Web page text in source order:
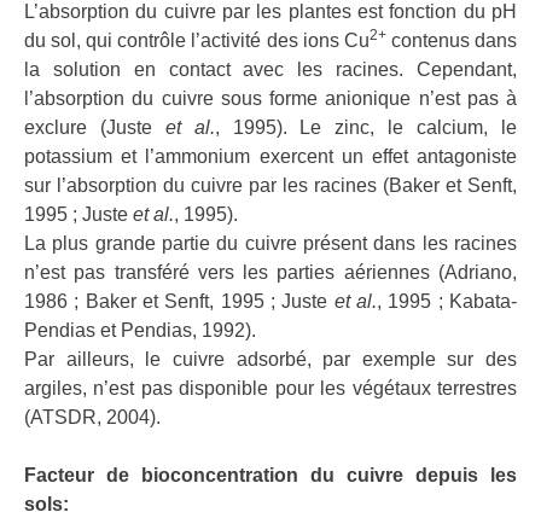
L’absorption du cuivre par les plantes est fonction du pH
du sol, qui contrôle l’activité des ions Cu2+contenus dans
la solution en contact avec les racines. Cependant,
l’absorption du cuivre sous forme anionique n’est pas à
exclure (Justeet al., 1995). Le zinc, le calcium, le
potassium et l’ammonium exercent un effet antagoniste
sur l’absorption du cuivre par les racines (Baker et Senft,
1995 ; Juste et al., 1995).
La plus grande partie du cuivre présent dans les racines
n’est pas transféré vers les parties aériennes (Adriano,
1986 ; Baker et Senft, 1995 ; Juste et al., 1995 ; Kabata-
Pendias et Pendias, 1992).
Par ailleurs, le cuivre adsorbé, par exemple sur des
argiles, n’est pas disponible pour les végétaux terrestres
(ATSDR, 2004).
Facteur de bioconcentration du cuivre depuis les
sols: